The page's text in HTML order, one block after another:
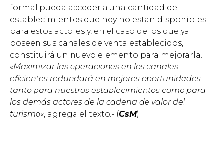
formal pueda acceder a una cantidad de
establecimientos que hoy no están disponibles
para estos actores y, en el caso de los que ya
poseen sus canales de venta establecidos,
constituirá un nuevo elemento para mejorarla.
«Maximizar las operaciones en los canales
eficientes redundará en mejores oportunidades
tanto para nuestros establecimientos como para
los demás actores de la cadena de valor del
turismo«, agrega el texto.- (CsM)